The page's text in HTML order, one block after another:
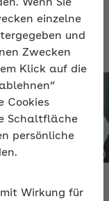
Wenn Sie
einzelne
und
Zwecken
Klick auf die
Cookies
Schaltfläche
persönliche
Wirkung für